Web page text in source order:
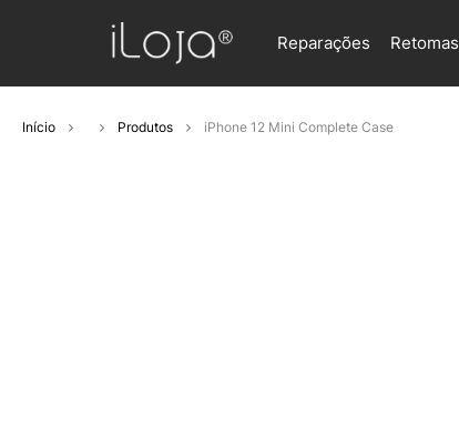
Reparações Retomas
Início Produtos iPhone 12 Mini Complete Case